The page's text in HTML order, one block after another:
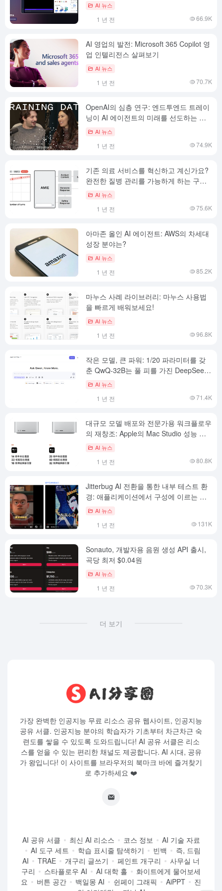
AI 뉴스
1 년 전 66.9K
AI 영업의 발전: Microsoft 365 Copilot 영
업 인텔리전스 살펴보기
AI 뉴스
1 년 전 70.7K
OpenAI의 심층 연구: 엔드투엔드 트레이
닝이 AI 에이전트의 미래를 선도하는 방
법 AI 뉴스
1 년 전 74.9K
기존 의료 서비스를 혁신하고 계신가요?
완전한 질병 관리를 가능하게 하는 구글
의 AI 시스템 AMIE
AI 뉴스
1 년 전 75.6K
아마존 올인 AI 에이전트: AWS의 차세대
성장 분야는?
AI 뉴스
1 년 전 85.2K
마누스 사례 라이브러리: 마누스 사용법
을 빠르게 배워보세요!
AI 뉴스
1 년 전 96.8K
작은 모델, 큰 파워: 1/20 파라미터를 갖
춘 QwQ-32B는 풀 피를 가진 DeepSeek-
R1에 맞서 싸울 수 있습니다.
AI 뉴스
1 년 전 71.4K
대규모 모델 배포와 전문가용 워크플로우
의 재창조: Apple의 Mac Studio 성능 괴
물 출시AI 뉴스
1 년 전 80.8K
Jitterbug AI 전환을 통한 내부 테스트 환
경: 애플리케이션에서 구성에 이르는 전
체 프로세스
AI 뉴스
1 년 전 131K
Sonauto, 개발자용 음원 생성 API 출시,
곡당 최저 $0.04원
AI 뉴스
1 년 전 70.3K
더 보기
가장 완벽한 인공지능 무료 리소스 공유 웹사이트, 인공지능
공유 서클. 인공지능 분야의 학습자가 기초부터 차근차근 숙
련도를 쌓을 수 있도록 도와드립니다! AI 공유 서클은 리소
스를 얻을 수 있는 편리한 채널도 제공합니다. AI 시대, 공유
가 왕입니다! 이 사이트를 브라우저의 북마크 바에 즐겨찾기
로 추가하세요 ❤️
AI 공유 서클 최신 AI 리소스 코스 정보
AI 기술 자료
AI 도구 세트
학습 표시줄 탐색하기 빈백
즉, 드림
AI
TRAE 개구리 글쓰기 페인트 개구리
사무실 너
구리
스타플로우 AI AI 대학 홀
화이트에게 물어보세
요
버튼 공간 백일몽 AI 쉰페이 그래픽 AiPPT
진